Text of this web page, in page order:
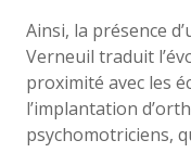
Ainsi, la présence
Verneuil traduit
proximité avec les
l’implantation
psychomotriciens,